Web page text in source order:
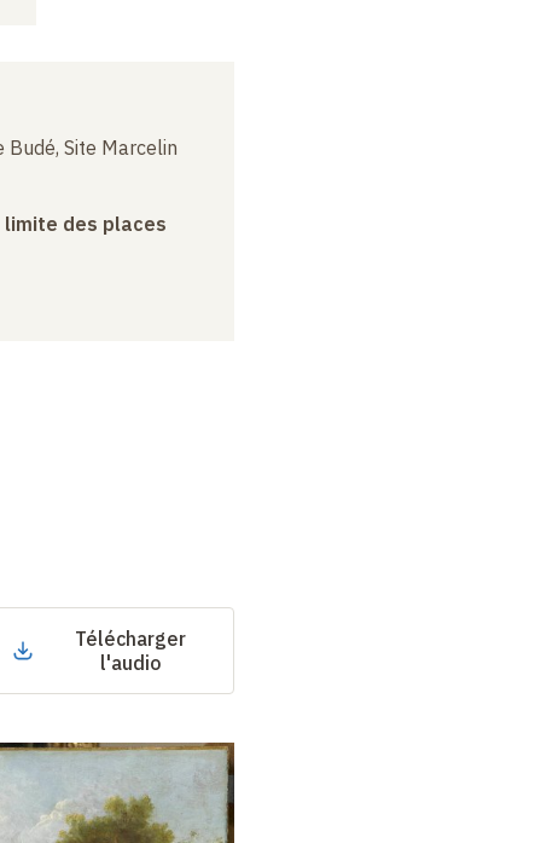
Site Marcelin
limite des places
Télécharger
l'audio